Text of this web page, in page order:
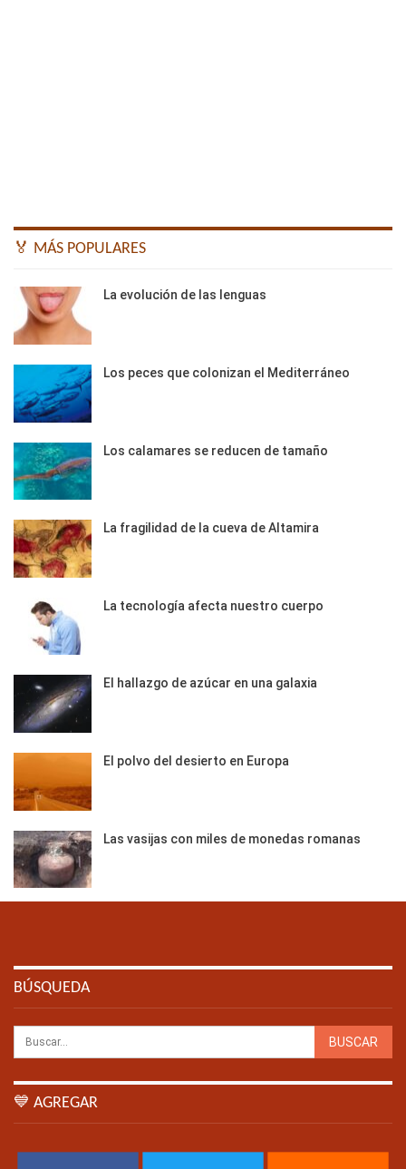
🏅 MÁS POPULARES
La evolución de las lenguas
Los peces que colonizan el Mediterráneo
Los calamares se reducen de tamaño
La fragilidad de la cueva de Altamira
La tecnología afecta nuestro cuerpo
El hallazgo de azúcar en una galaxia
El polvo del desierto en Europa
Las vasijas con miles de monedas romanas
BÚSQUEDA
💙 AGREGAR